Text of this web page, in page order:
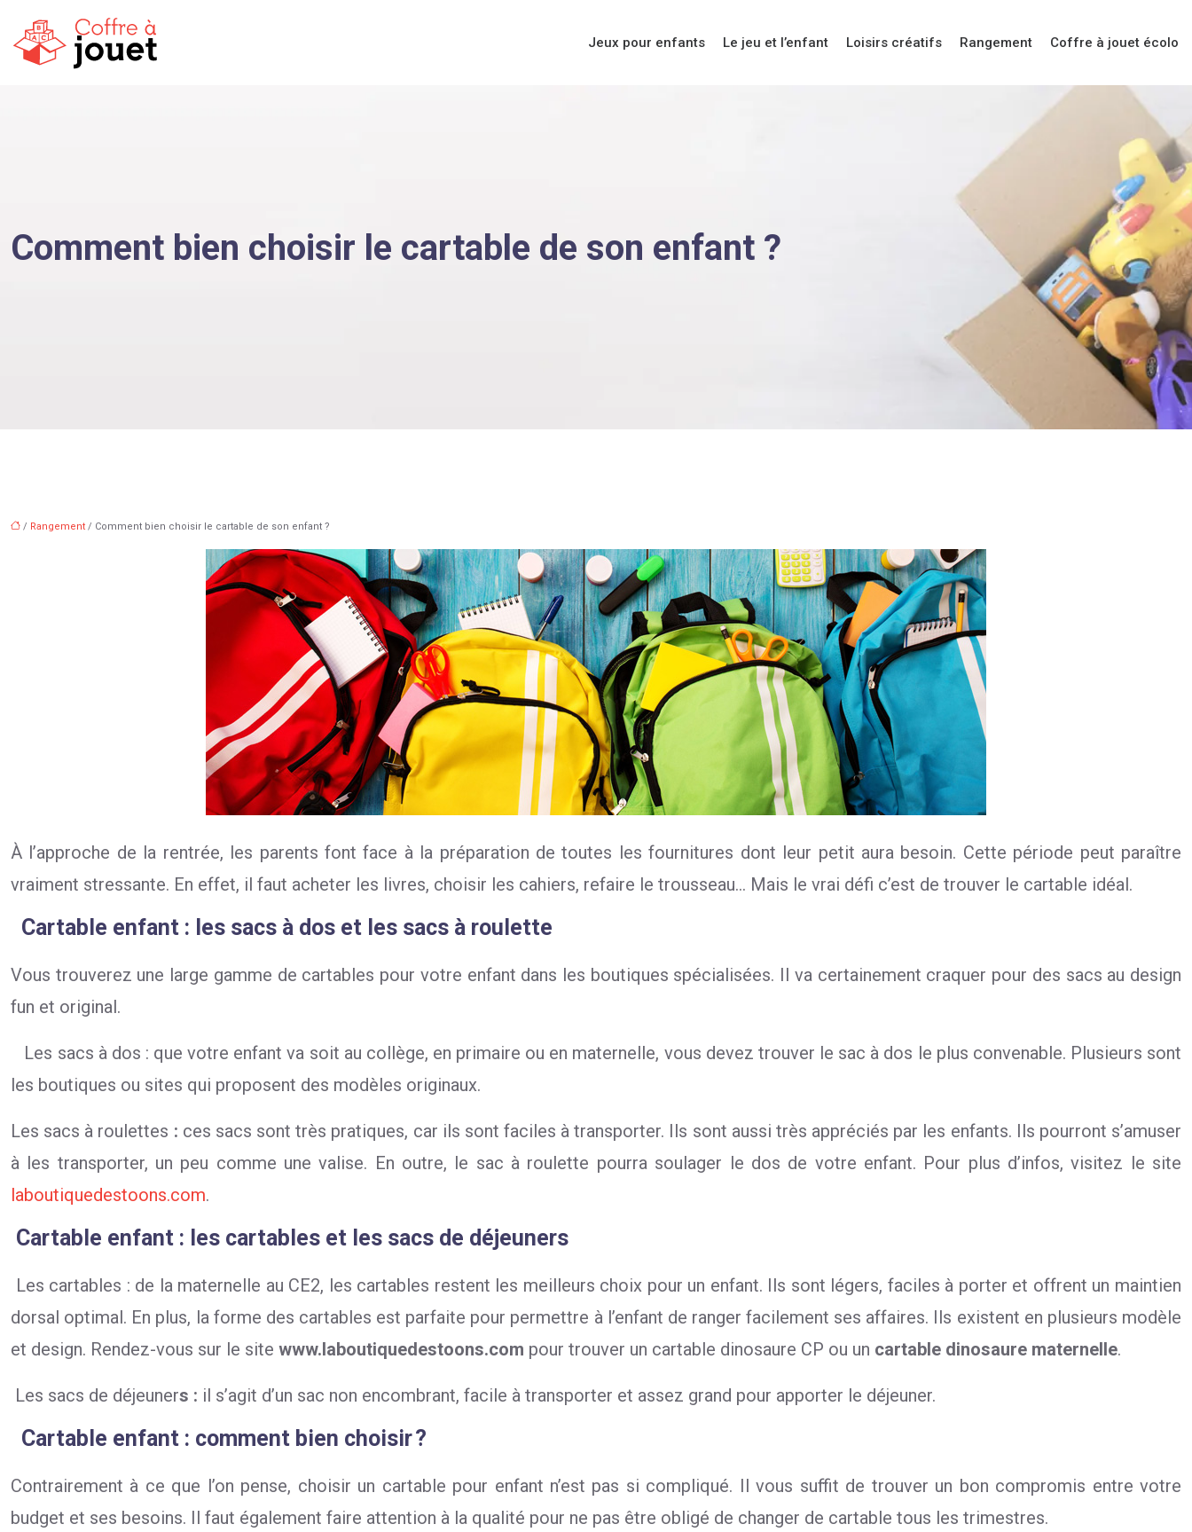
Jeux pour enfants Le jeu et l’enfant Loisirs créatifs Rangement Coffre à jouet écolo
Comment bien choisir le cartable de son enfant ?
/ Rangement / Comment bien choisir le cartable de son enfant ?
À l’approche de la rentrée, les parents font face à la préparation de toutes les fournitures dont leur petit aura besoin. Cette période peut paraître
vraiment stressante. En effet, il faut acheter les livres, choisir les cahiers, refaire le trousseau… Mais le vrai défi c’est de trouver le cartable idéal.
Cartable enfant : les sacs à dos et les sacs à roulette
Vous trouverez une large gamme de cartables pour votre enfant dans les boutiques spécialisées. Il va certainement craquer pour des sacs au design
fun et original.
Les sacs à dos : que votre enfant va soit au collège, en primaire ou en maternelle, vous devez trouver le sac à dos le plus convenable. Plusieurs sont
les boutiques ou sites qui proposent des modèles originaux.
Les sacs à roulettes : ces sacs sont très pratiques, car ils sont faciles à transporter. Ils sont aussi très appréciés par les enfants. Ils pourront s’amuser
à les transporter, un peu comme une valise. En outre, le sac à roulette pourra soulager le dos de votre enfant. Pour plus d’infos, visitez le site
laboutiquedestoons.com.
Cartable enfant : les cartables et les sacs de déjeuners
Les cartables : de la maternelle au CE2, les cartables restent les meilleurs choix pour un enfant. Ils sont légers, faciles à porter et offrent un maintien
dorsal optimal. En plus, la forme des cartables est parfaite pour permettre à l’enfant de ranger facilement ses affaires. Ils existent en plusieurs modèle
et design. Rendez-vous sur le site www.laboutiquedestoons.com pour trouver un cartable dinosaure CP ou un cartable dinosaure maternelle.
Les sacs de déjeuners : il s’agit d’un sac non encombrant, facile à transporter et assez grand pour apporter le déjeuner.
Cartable enfant : comment bien choisir ?
Contrairement à ce que l’on pense, choisir un cartable pour enfant n’est pas si compliqué. Il vous suffit de trouver un bon compromis entre votre
budget et ses besoins. Il faut également faire attention à la qualité pour ne pas être obligé de changer de cartable tous les trimestres.